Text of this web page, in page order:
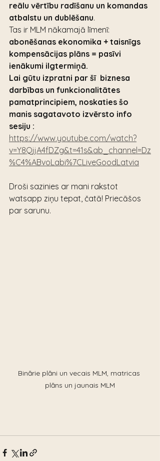
reālu vērtību radīšanu un komandas
atbalstu un dublēšanu.
Tas ir MLM nākamajā līmenī:
abonēšanas ekonomika + taisnīgs
kompensācijas plāns = pasīvi
ienākumi ilgtermiņā.
Lai gūtu izpratni par šī  biznesa
darbības un funkcionalitātes
pamatprincipiem, noskaties šo
manis sagatavoto izvērsto info
sesiju :
https://www.youtube.com/watch?
v=Y8QjjA4fDZg&t=41s&ab_channel=Dz
%C4%ABvoLabi%7CLiveGoodLatvia
Droši sazinies ar mani rakstot
watsapp ziņu tepat, čatā! Priecāšos
par sarunu.
Binārie plāni un vecais MLM, matricas
plāns un jaunais MLM